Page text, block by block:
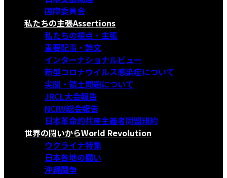
国際委員会
私たちの主張Assertions
私たちの視点・主張
重要記事・論文
インターナショナルビュー
新型コロナウイルス感染症について
尖閣・領土問題について
JRCL大会報告
NCIW総会報告
日本革命的共産主義者同盟規約
世界の闘いからWorld Revolution
ウクライナ特集
日本各地の闘い
沖縄闘争